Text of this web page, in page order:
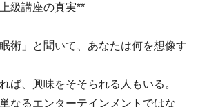
級講座の真実**
術」と聞いて、あなたは何を想像す
ば、興味をそそられる人もいる。
なるエンターテインメントではな